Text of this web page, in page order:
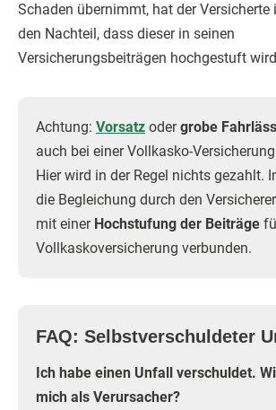
Schaden übernimmt, hat der Versicherte
den Nachteil, dass dieser in seinen
Versicherungsbeiträgen hochgestuft
Achtung: Vorsatz odergrobe
auch bei einer Vollkasko-Versicherung
Hier wird in der Regel nichts gezahlt.
die Begleichung durch den
mit einer Hochstufung der Beiträge
Vollkaskoversicherung verbunden.
FAQ: Selbstverschuldeter
Ich habe einen Unfall verschuldet.
mich als Verursacher?